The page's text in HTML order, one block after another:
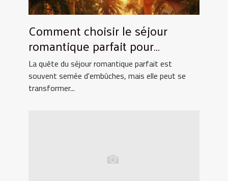
Comment choisir le séjour
romantique parfait pour
surprendre votre partenaire
La quête du séjour romantique parfait est
souvent semée d'embûches, mais elle peut se
transformer...